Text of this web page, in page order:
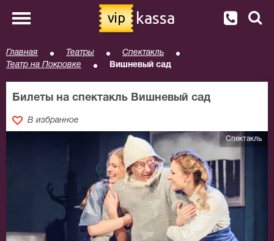
vip kassa
Главная Театры
Спектакль
Театр на Покровке
Вишневый сад
Билеты на спектакль Вишневый сад
В избранное
Спектакль